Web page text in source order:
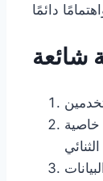
شائعة
خاصية